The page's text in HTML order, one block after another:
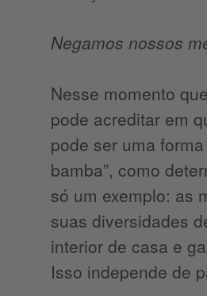
Negamos nossos
Nesse momento
pode acreditar em
pode ser uma
bamba”, como
só um exemplo: as
suas diversidades
interior de casa e
Isso independe de